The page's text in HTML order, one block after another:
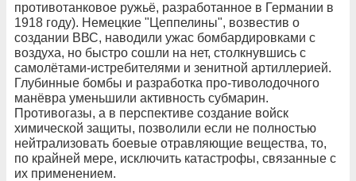
противотанковое ружьё, разработанное в Германии в
1918 году). Немецкие "Цеппелины", возвестив о
создании ВВС, наводили ужас бомбардировками с
воздуха, но быстро сошли на нет, столкнувшись с
самолётами-истребителями и зенитной артиллерией.
Глубинные бомбы и разработка про-тиволодочного
манёвра уменьшили активность субмарин.
Противогазы, а в перспективе создание войск
химической защиты, позволили если не полностью
нейтрализовать боевые отравляющие вещества, то,
по крайней мере, исключить катастрофы, связанные с
их применением.